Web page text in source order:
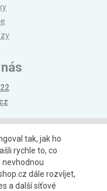
tak, jak ho
rychle to, co
nevhodnou
dále rozvíjet,
a další síťové